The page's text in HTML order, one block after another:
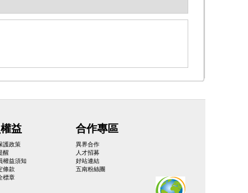
益
護政策
醒
權益須知
條款
標章
合作專區
異界合作
人才招募
好站連結
五南粉絲團